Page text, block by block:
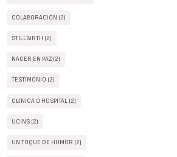
COLABORACIÓN (2)
STILLBIRTH (2)
NACER EN PAZ (2)
TESTIMONIO (2)
CLÍNICA O HOSPITAL (2)
UCINS (2)
UN TOQUE DE HUMOR (2)